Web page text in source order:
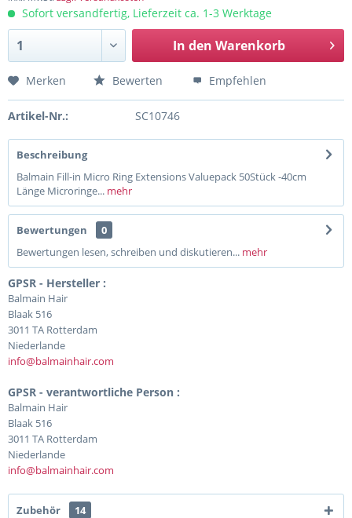
Sofort versandfertig, Lieferzeit ca. 1-3 Werktage
In den Warenkorb
Merken Bewerten Empfehlen
Artikel-Nr.: SC10746
Beschreibung
Balmain Fill-in Micro Ring Extensions Valuepack 50Stück -40cm
Länge Microringe... mehr
Bewertungen
0
Bewertungen lesen, schreiben und diskutieren... mehr
GPSR - Hersteller :
Balmain Hair
Blaak 516
3011 TA Rotterdam
Niederlande
info@balmainhair.com
GPSR - verantwortliche Person :
Balmain Hair
Blaak 516
3011 TA Rotterdam
Niederlande
info@balmainhair.com
Zubehör 14